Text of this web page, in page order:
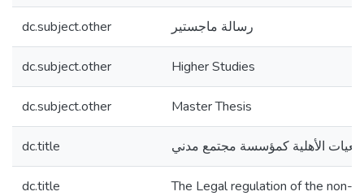
dc.subject.other رسالة ماجستير
dc.subject.other Higher Studies
dc.subject.other Master Thesis
dc.title الأهلية كمؤسسة مجتمع مدني
dc.title
The Legal regulation of the non-